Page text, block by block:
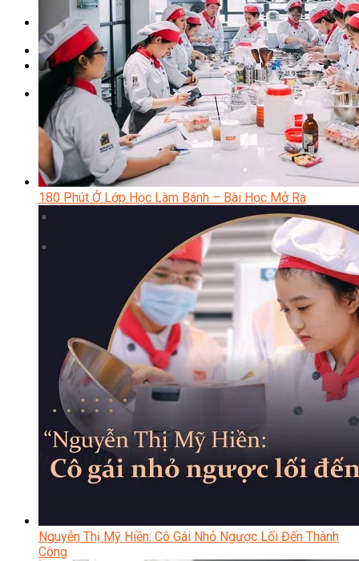
Chưa có sản phẩm trong giỏ hàng.
Giỏ hàng
Chưa có sản phẩm trong giỏ hàng.
180 Phút Ở Lớp Học Làm Bánh – Bài Học Mở Ra
Nguyễn Thị Mỹ Hiền: Cô Gái Nhỏ Ngược Lối Đến Thành
Công